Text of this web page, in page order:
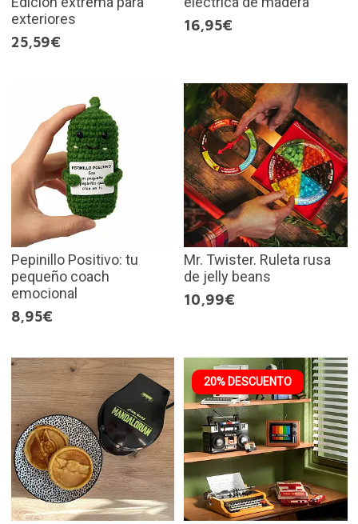
exteriores
25,59€
16,95€
Pepinillo Positivo: tu
pequeño coach
emocional
8,95€
Mr. Twister. Ruleta rusa
de jelly beans
10,99€
20% DESCUENTO